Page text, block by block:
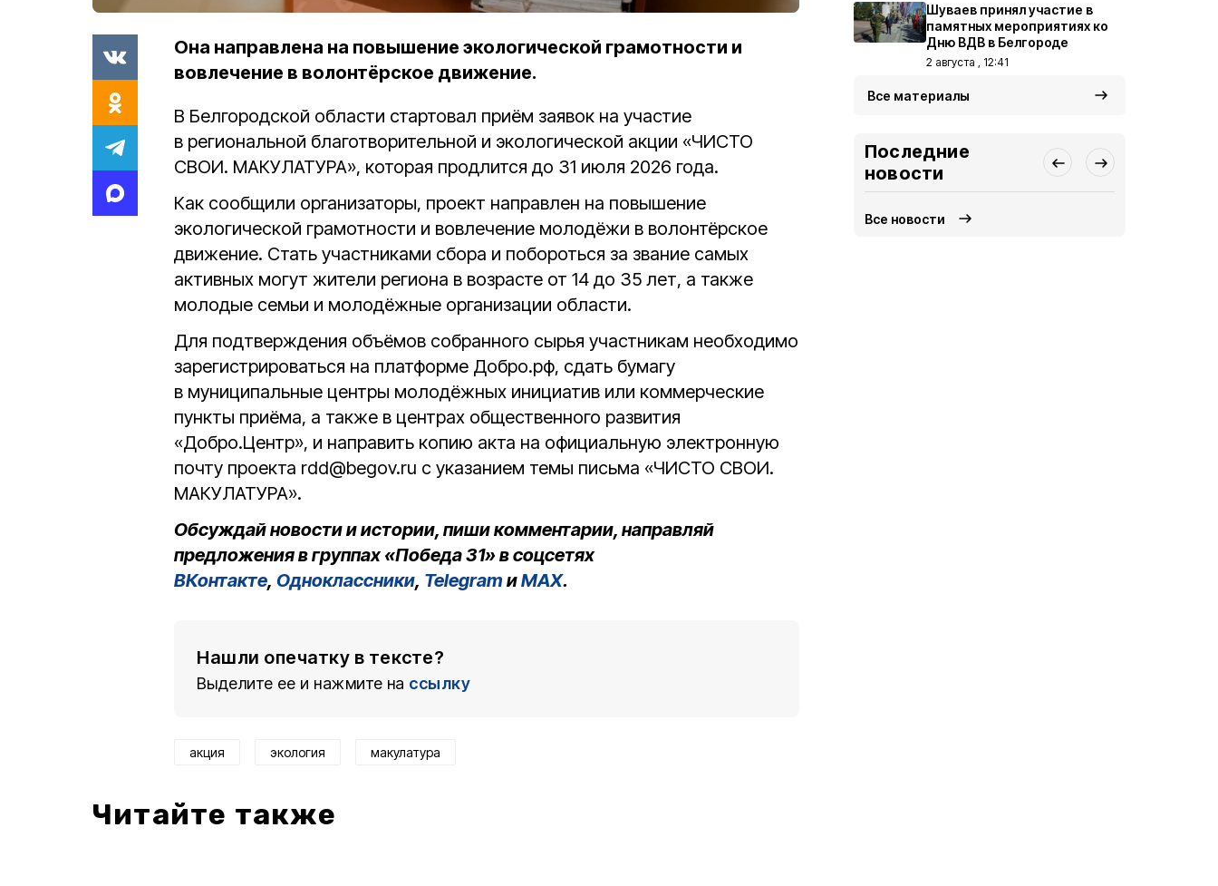
Она направлена на повышение экологической грамотности и
вовлечение в волонтёрское движение.
В Белгородской области стартовал приём заявок на участие
в региональной благотворительной и экологической акции «ЧИСТО
СВОИ. МАКУЛАТУРА», которая продлится до 31 июля 2026 года.
Как сообщили организаторы, проект направлен на повышение
экологической грамотности и вовлечение молодёжи в волонтёрское
движение. Стать участниками сбора и побороться за звание самых
активных могут жители региона в возрасте от 14 до 35 лет, а также
молодые семьи и молодёжные организации области.
Для подтверждения объёмов собранного сырья участникам необходимо
зарегистрироваться на платформе Добро.рф, сдать бумагу
в муниципальные центры молодёжных инициатив или коммерческие
пункты приёма, а также в центрах общественного развития
«Добро.Центр», и направить копию акта на официальную электронную
почту проекта rdd@begov.ru с указанием темы письма «ЧИСТО СВОИ.
МАКУЛАТУРА».
Обсуждай новости и истории, пиши комментарии, направляй
предложения в группах «Победа 31» в соцсетях
ВКонтакте, Одноклассники, Telegram иMAX.
Нашли опечатку в тексте?
Выделите ее и нажмите на ссылку
акция экология макулатура
Читайте также
Шуваев принял участие в
памятных мероприятиях ко
Дню ВДВ в Белгороде
2 августа , 12:41
Все материалы
Последние
новости
Все новости